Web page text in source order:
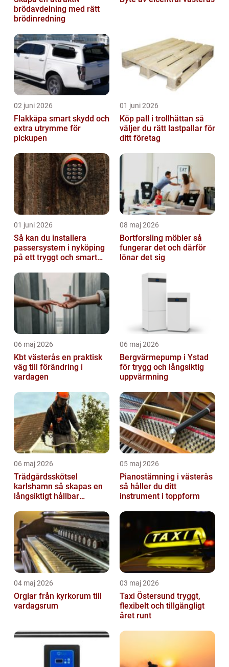
brödavdelning med rätt
brödinredning
02 juni 2026
Flakkåpa smart skydd och
extra utrymme för
pickupen
01 juni 2026
Köp pall i trollhättan så
väljer du rätt lastpallar för
ditt företag
01 juni 2026
Så kan du installera
passersystem i nyköping
på ett tryggt och smart
08 maj 2026
Bortforsling möbler så
fungerar det och därför
lönar det sig
06 maj 2026
Kbt västerås en praktisk
väg till förändring i
vardagen
06 maj 2026
Bergvärmepump i Ystad
för trygg och långsiktig
uppvärmning
06 maj 2026
Trädgårdsskötsel
karlshamn så skapas en
långsiktigt hållbar
05 maj 2026
Pianostämning i västerås
så håller du ditt
instrument i toppform
04 maj 2026
Orglar från kyrkorum till
vardagsrum
03 maj 2026
Taxi Östersund tryggt,
flexibelt och tillgängligt
året runt